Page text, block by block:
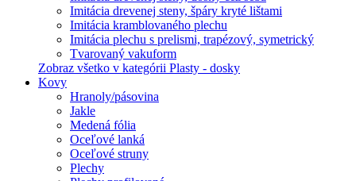
Imitácia drevenej steny, špáry kryté lištami
Imitácia kramblovaného plechu
Imitácia plechu s prelismi, trapézový, symetrický
Tvarovaný vakuform
Zobraz všetko v kategórii Plasty - dosky
Kovy
Hranoly/pásovina
Jakle
Medená fólia
Oceľové lanká
Oceľové struny
Plechy